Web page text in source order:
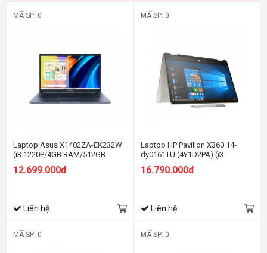
MÃ SP: 0
Laptop Asus X1402ZA-EK232W
(i3 1220P/4GB RAM/512GB
12.699.000đ
Liên hệ
MÃ SP: 0
Laptop HP Pavilion X360 14-
dy0161TU (4Y1D2PA) (i3-
SSD/14 FHD Cảm
16.790.000đ
Liên hệ
MÃ SP: 0 MÃ SP: 0